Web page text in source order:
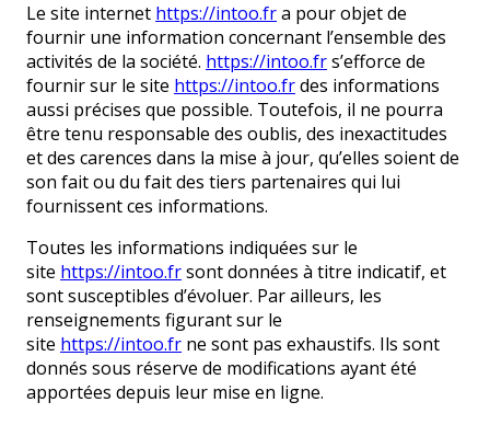
Le site internet https://intoo.fra pour objet de
fournir une information concernant l’ensemble des
activités de la société. https://intoo.frs’efforce de
fournir sur le site https://intoo.frdes informations
aussi précises que possible. Toutefois, il ne pourra
être tenu responsable des oublis, des inexactitudes
et des carences dans la mise à jour, qu’elles soient de
son fait ou du fait des tiers partenaires qui lui
fournissent ces informations.
Toutes les informations indiquées sur le
site https://intoo.frsont données à titre indicatif, et
sont susceptibles d’évoluer. Par ailleurs, les
renseignements figurant sur le
site https://intoo.fr ne sont pas exhaustifs. Ils sont
donnés sous réserve de modifications ayant été
apportées depuis leur mise en ligne.